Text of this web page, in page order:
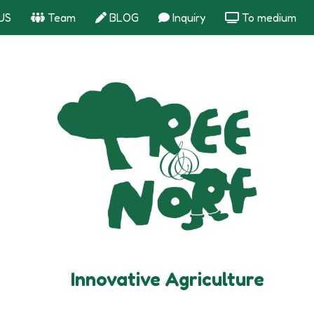
Team BLOG Inquiry To medium
Innovative Agriculture